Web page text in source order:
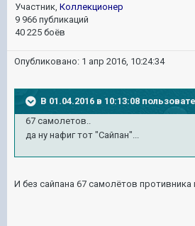
Участник, Коллекционер
9 966 публикаций
40 225 боёв
Опубликовано: 1 апр 2016, 10:24:34
В 01.04.2016 в 10:13:08
67 самолетов..
да ну нафиг тот "Сайпан"...
И без сайпана 67 самолётов противника